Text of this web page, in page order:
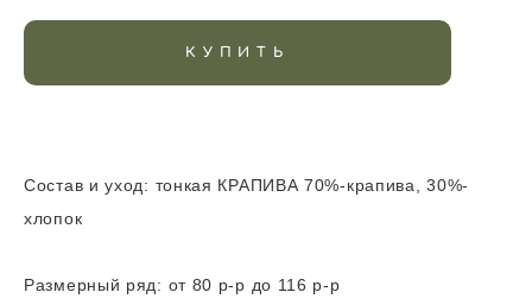
КУПИТЬ
Состав и уход: тонкая КРАПИВА 70%-крапива, 30%-
хлопок
Размерный ряд: от 80 р-р до 116 р-р